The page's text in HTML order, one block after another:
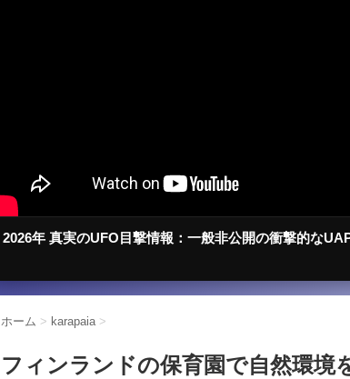
2026年 真実のUFO目撃情報：一般非公開の衝撃的な
ホーム > karapaia >
フィンランドの保育園で自然環境